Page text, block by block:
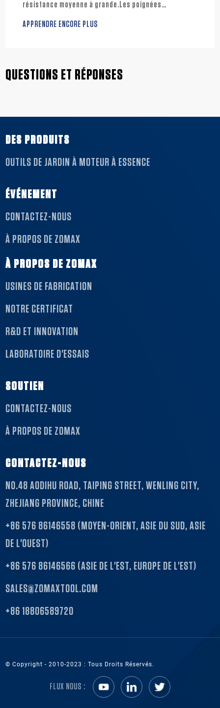
résistance moyenne à grande.Les poignées
ergonomiques améliorées réduisent la fatigue des
APPRENDRE ENCORE PLUS
QUESTIONS ET RÉPONSES
DES PRODUITS
OUTILS DE JARDIN À MOTEUR À ESSENCE
ÉVÉNEMENT
CONTACTEZ-NOUS
À PROPOS DE ZOMAX
À PROPOS DE ZOMAX
USINES DE FABRICATION
NOTRE CERTIFICAT
R&D ET INNOVATION
LABORATOIRE D'ESSAIS
SOUTIEN
CONTACTEZ-NOUS
À PROPOS DE ZOMAX
CONTACTEZ-NOUS
NO.48 AODIHU ROAD, TAIPING STREET, WENLING CITY,
ZHEJIANG PROVINCE, CHINE
+86 576 86146558 (MOYEN-ORIENT, ASIE DU SUD, ASIE
DE L'OUEST)
+86 576 86146566 (ASIE DE L'EST, EUROPE DE L'EST)
SALES@ZOMAXTOOL.COM
+86 18806589720
© Copyright - 2010-2023 : Tous Droits Réservés.
FLUX NOUS :